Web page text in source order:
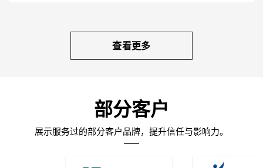
查看更多
部分客户
展示服务过的部分客户品牌，提升信任与影响力。